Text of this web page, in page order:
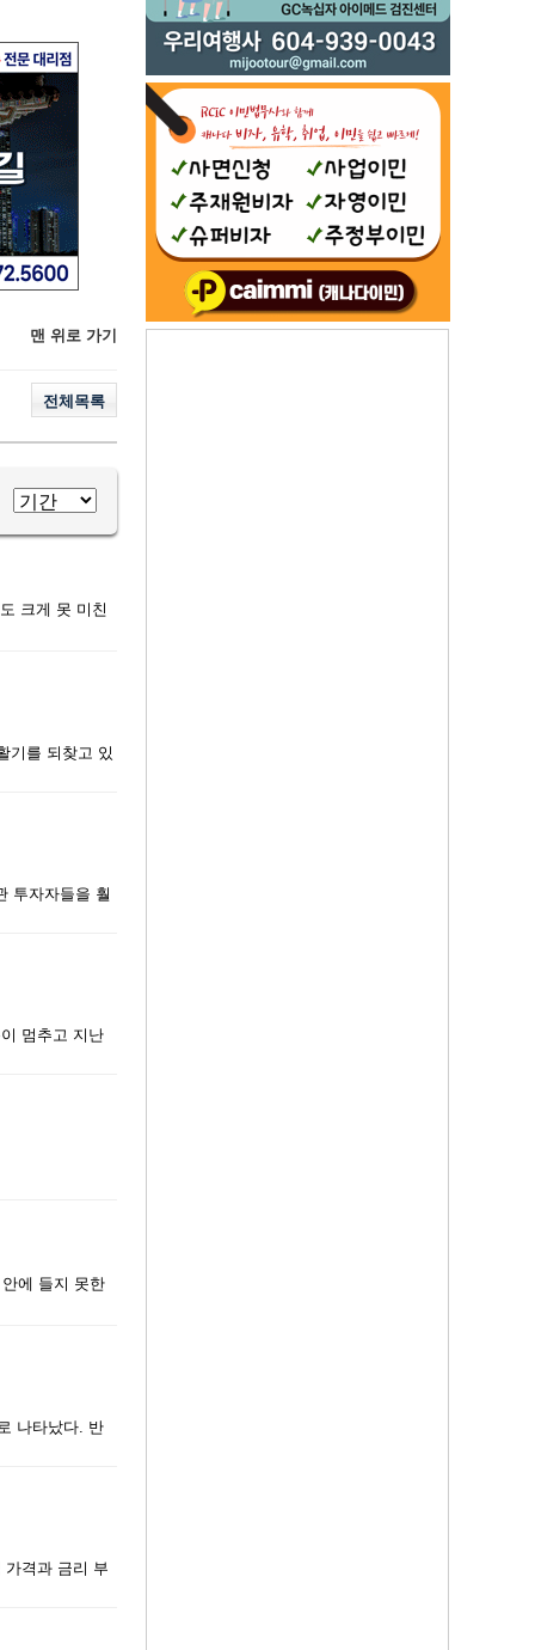
맨 위로 가기
전체목록
크게 못 미친
기를 되찾고 있
투자자들을 훨
멈추고 지난
에 들지 못한
나타났다. 반
가격과 금리 부